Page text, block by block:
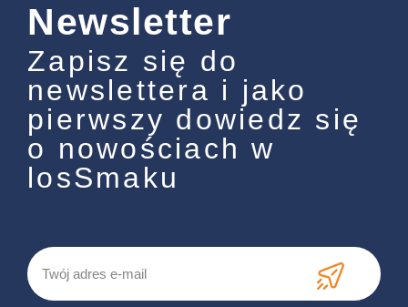
Newsletter
Zapisz się do
newslettera i jako
pierwszy dowiedz się
o nowościach w
losSmaku